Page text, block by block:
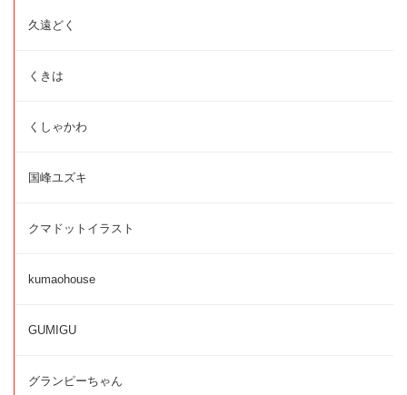
久遠どく
くきは
くしゃかわ
国峰ユズキ
クマドットイラスト
kumaohouse
GUMIGU
グランピーちゃん